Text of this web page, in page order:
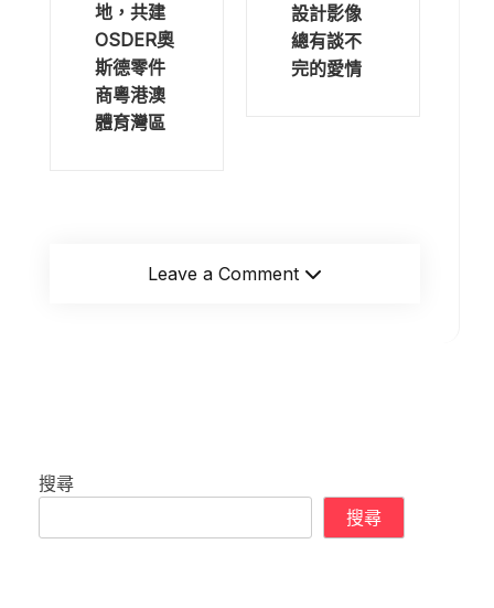
地，共建
OSDER奧
斯德零件
商粵港澳
體育灣區
設計影像
總有談不
完的愛情
Leave a Comment
搜尋
搜尋